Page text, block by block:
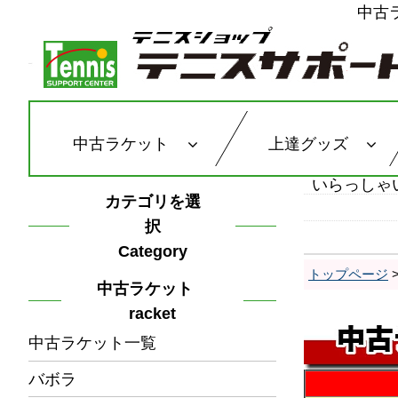
中古
中古ラケット 上達グッズ
カテゴリを選
択
Category
中古ラケット
racket
中古ラケット一覧
バボラ
いらっし
トップページ